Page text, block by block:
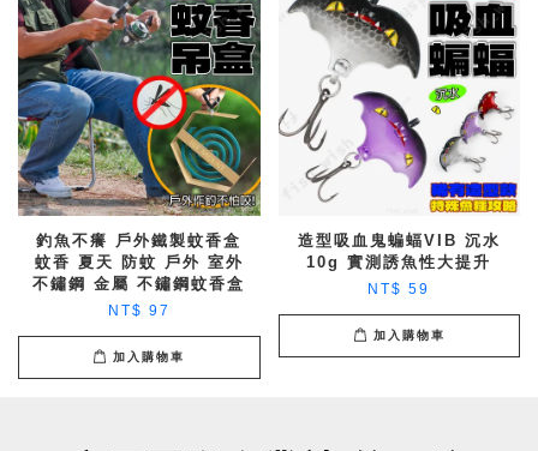
釣魚不癢 戶外鐵製蚊香盒
蚊香 夏天 防蚊 戶外 室外
不鏽鋼 金屬 不鏽鋼蚊香盒
NT$ 97
加入購物車
造型吸血鬼蝙蝠VIB 沉水
10g 實測誘魚性大提升
NT$ 59
加入購物車